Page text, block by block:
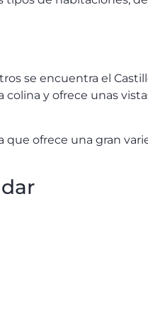
se encuentra el
y ofrece unas
ofrece una gran